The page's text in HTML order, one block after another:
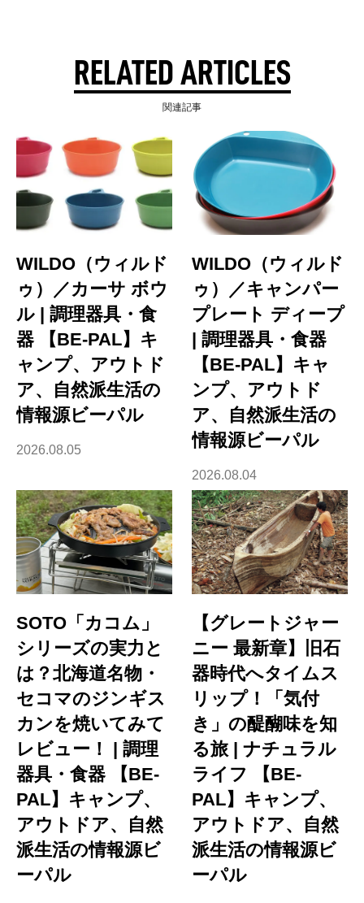
RELATED ARTICLES
関連記事
WILDO（ウィルド
ゥ）／カーサ ボウ
ル | 調理器具・食
器 【BE-PAL】キ
ャンプ、アウトド
ア、自然派生活の
情報源ビーパル
2026.08.05
WILDO（ウィルド
ゥ）／キャンパー
プレート ディープ
| 調理器具・食器
【BE-PAL】キャ
ンプ、アウトド
ア、自然派生活の
情報源ビーパル
2026.08.04
SOTO「カコム」
シリーズの実力と
は？北海道名物・
セコマのジンギス
カンを焼いてみて
レビュー！ | 調理
器具・食器 【BE-
PAL】キャンプ、
アウトドア、自然
派生活の情報源ビ
ーパル
【グレートジャー
ニー 最新章】旧石
器時代へタイムス
リップ！「気付
き」の醍醐味を知
る旅 | ナチュラル
ライフ 【BE-
PAL】キャンプ、
アウトドア、自然
派生活の情報源ビ
ーパル